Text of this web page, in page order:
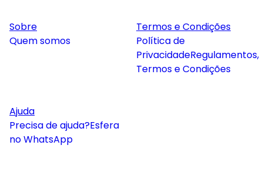
Sobre
Quem somos
Termos e Condições
Política de
PrivacidadeRegulamentos,
Termos e Condições
Ajuda
Precisa de ajuda?Esfera
no WhatsApp